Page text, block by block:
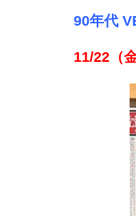
90年代
11/22（